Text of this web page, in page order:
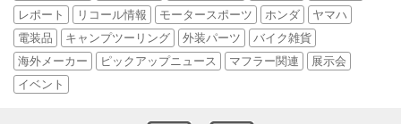
レポート
リコール情報 モータースポーツ ホンダ
ヤマハ
電装品
キャンプツーリング 外装パーツ
バイク雑貨
海外メーカー
ピックアップニュース マフラー関連
展示会
イベント